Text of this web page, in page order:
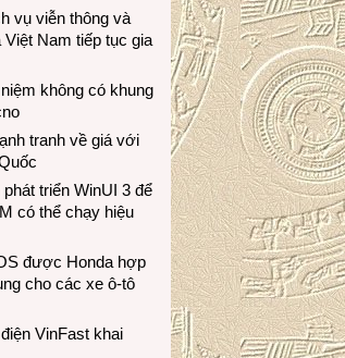
vụ viễn thông và
Nam tiếp tục gia
không có khung
tranh về giá với
triển WinUI 3 để
có thể chạy hiệu
được Honda hợp
cho các xe ô-tô
VinFast khai